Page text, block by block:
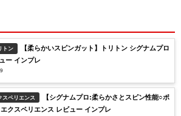
トン
【柔らかいスピンガット】トリトン シグナムプロ
ー インプレ
スペリエンス
【シグナムプロ:柔らかさとスピン性能○ポ
エクスペリエンス レビュー インプレ